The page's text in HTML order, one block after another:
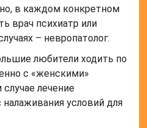
в каждом конкретном
врач психиатр или
– невропатолог.
любители ходить по
с «женскими»
лечение
условий для